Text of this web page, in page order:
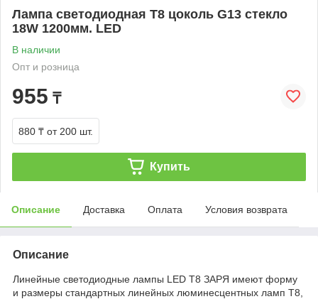
Лампа светодиодная T8 цоколь G13 стекло
18W 1200мм. LED
В наличии
Опт и розница
955 ₸
880 ₸ от 200 шт.
Купить
Описание Доставка Оплата Условия возврата
Описание
Линейные светодиодные лампы LED Т8 ЗАРЯ имеют форму
и размеры стандартных линейных люминесцентных ламп Т8,